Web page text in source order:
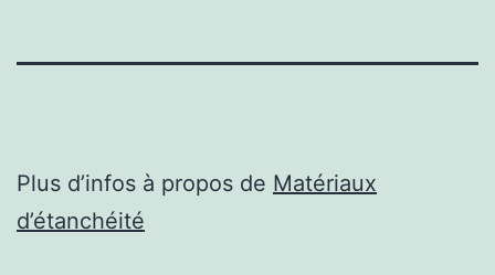
Plus d’infos à propos de Matériaux
d’étanchéité